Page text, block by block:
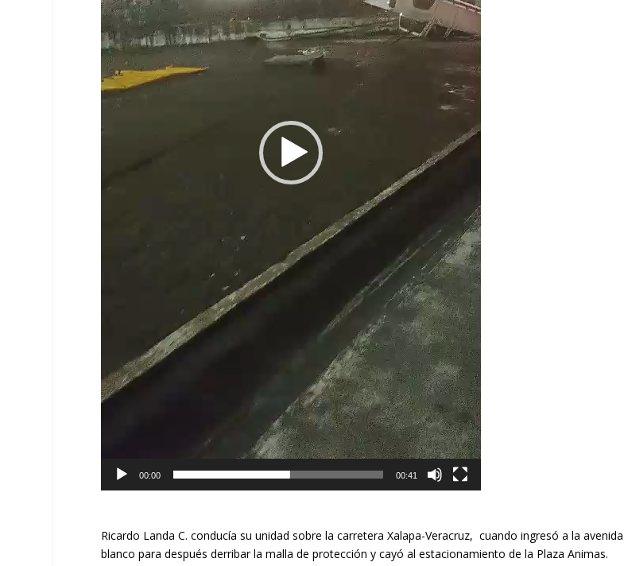
00:00 00:41
Ricardo Landa C. conducía su unidad sobre la carretera Xalapa-Veracruz, cuando ingresó a la
blanco para después derribar la malla de protección y cayó al estacionamiento de la Plaza Animas.